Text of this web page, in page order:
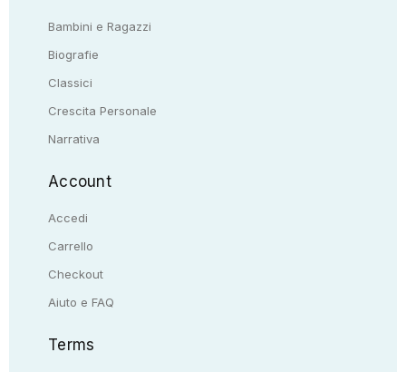
Bambini e Ragazzi
Biografie
Classici
Crescita Personale
Narrativa
Account
Accedi
Carrello
Checkout
Aiuto e FAQ
Terms